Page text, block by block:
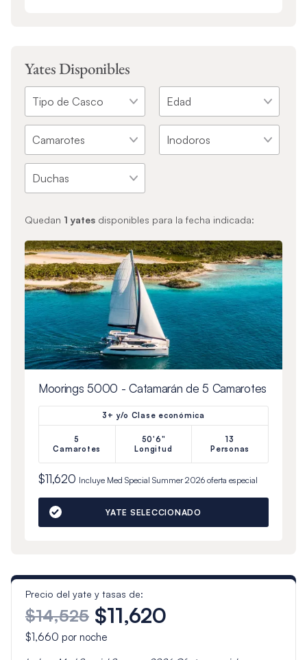
Yates Disponibles
Quedan 1 yatesdisponibles para la fecha indicada:
Moorings 5000 - Catamarán de 5 Camarotes
3+ y/o Clase económica
5
Camarotes
50'6"
Longitud
13
Personas
$11,620 Incluye Med Special Summer 2026oferta especial
YATE SELECCIONADO
Precio del yate y tasas de:
$14,525 $11,620
$1,660 por noche